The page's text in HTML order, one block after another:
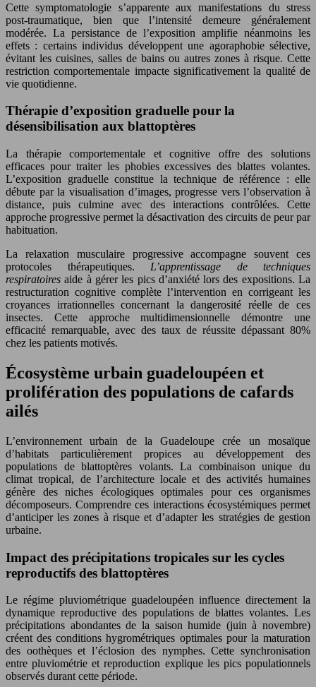
Cette symptomatologie s’apparente aux manifestations du stress
post-traumatique, bien que l’intensité demeure généralement
modérée. La persistance de l’exposition amplifie néanmoins les
effets : certains individus développent une agoraphobie sélective,
évitant les cuisines, salles de bains ou autres zones à risque. Cette
restriction comportementale impacte significativement la qualité de
vie quotidienne.
Thérapie d’exposition graduelle pour la
désensibilisation aux blattoptères
La thérapie comportementale et cognitive offre des solutions
efficaces pour traiter les phobies excessives des blattes volantes.
L’exposition graduelle constitue la technique de référence : elle
débute par la visualisation d’images, progresse vers l’observation à
distance, puis culmine avec des interactions contrôlées. Cette
approche progressive permet la désactivation des circuits de peur par
habituation.
La relaxation musculaire progressive accompagne souvent ces
protocoles thérapeutiques. L’apprentissage de techniques
respiratoiresaide à gérer les pics d’anxiété lors des expositions. La
restructuration cognitive complète l’intervention en corrigeant les
croyances irrationnelles concernant la dangerosité réelle de ces
insectes. Cette approche multidimensionnelle démontre une
efficacité remarquable, avec des taux de réussite dépassant 80%
chez les patients motivés.
Écosystème urbain guadeloupéen et
prolifération des populations de cafards
ailés
L’environnement urbain de la Guadeloupe crée un mosaïque
d’habitats particulièrement propices au développement des
populations de blattoptères volants. La combinaison unique du
climat tropical, de l’architecture locale et des activités humaines
génère des niches écologiques optimales pour ces organismes
décomposeurs. Comprendre ces interactions écosystémiques permet
d’anticiper les zones à risque et d’adapter les stratégies de gestion
urbaine.
Impact des précipitations tropicales sur les cycles
reproductifs des blattoptères
Le régime pluviométrique guadeloupéen influence directement la
dynamique reproductive des populations de blattes volantes. Les
précipitations abondantes de la saison humide (juin à novembre)
créent des conditions hygrométriques optimales pour la maturation
des oothèques et l’éclosion des nymphes. Cette synchronisation
entre pluviométrie et reproduction explique les pics populationnels
observés durant cette période.